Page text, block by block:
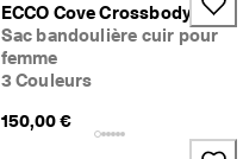
ECCO Cove Crossbody
Sac bandoulière cuir pour
femme
3 Couleurs
150,00 €